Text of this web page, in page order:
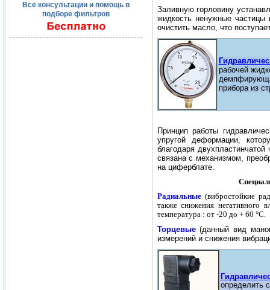
Все консультации и помощь в
подборе фильтров
Заливную горловину
жидкость ненужные
очистить масло, что
рабочей
прибора из
Принцип работы
упругой деформации,
благодаря
связана с механизмом,
на циферблате.
Радиальные(вибростойкие
также снижения негативного
температура : от -20 до + 60 °C.
Торцевые(данный вид
измерений и снижения
определить